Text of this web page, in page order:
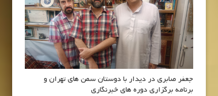
جعفر صابری در دیدار با دوستان سمن های تهران و
برنامه برگزاری دوره های خبرنگاری